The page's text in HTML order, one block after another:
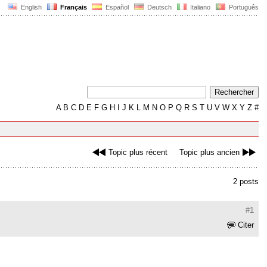
English Français Español Deutsch Italiano Português
AB C D E F G H J K L M N O P Q R S T U V W X Y Z #
Topic plus récent Topic plus ancien
2 posts
#1
Citer